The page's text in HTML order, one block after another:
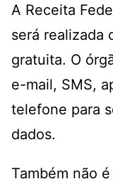
A Receita
será realizada
gratuita. O
e-mail, SMS,
telefone para
dados.
Também não